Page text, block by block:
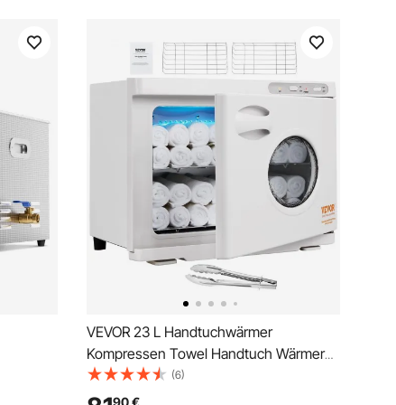
VEVOR 23 L Handtuchwärmer
Kompressen Towel Handtuch Wärmer
50–60 Handtücher, Handtuch Hot
Cabinet Handtuch Hot Cabinet mit UV-
(6)
90€